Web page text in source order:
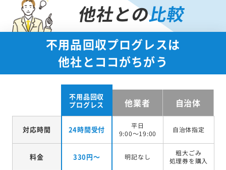
他社との比較
不用品回収プログレスは
他社とココがちがう
不用品回収
プログレス
他業者 自治体
対応時間 24時間受付
平日
9:00～19:00
自治体指定
料金 330円～ 明記なし
粗大ごみ
処理券を購入